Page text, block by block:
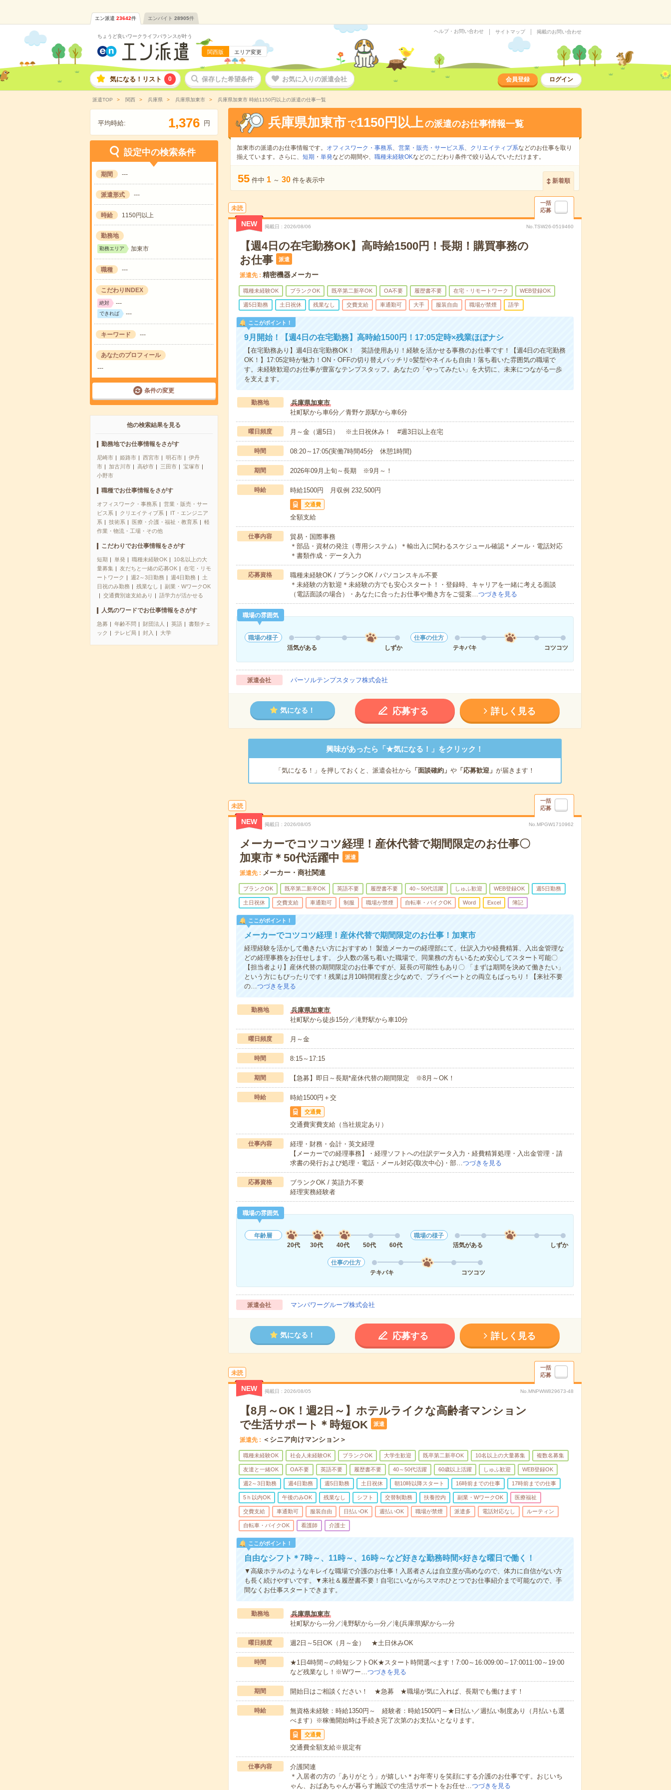
エン派遣 23642件 エンバイト 28905件
ちょうど良いワークライフバランスが叶う
関西版 エリア変更
ヘルプ・お問い合わせ サイトマップ 掲載のお問い合わせ
気になる！リスト 0 保存した希望条件 お気に入りの派遣会社 会員登録 ログイン
派遣TOP 関西 兵庫県 兵庫県加東市 兵庫県加東市 時給1150円以上の派遣の仕事一覧
平均時給: 1,376 円
設定中の検索条件
期間 ---
派遣形式 ---
時給 1150円以上
勤務地
勤務エリア 加東市
職種 ---
こだわりINDEX
絶対 ---
できれば ---
キーワード ---
あなたのプロフィール
---
条件の変更
他の検索結果を見る
勤務地でお仕事情報をさがす
尼崎市 姫路市 西宮市 明石市
伊丹
市
加古川市 高砂市 三田市
宝塚市
小野市
職種でお仕事情報をさがす
オフィスワーク・事務系
営業・販売・サー
ビス系
クリエイティブ系
IT・エンジニア
系
技術系 医療・介護・福祉・教育系
軽
作業・物流・工場・その他
こだわりでお仕事情報をさがす
短期 単発 職種未経験OK
10名以上の大
量募集
友だちと一緒の応募OK
在宅・リモ
ートワーク
週2～3日勤務 週4日勤務
土
日祝のみ勤務
残業なし
副業・WワークOK
交通費別途支給あり
語学力が活かせる
人気のワードでお仕事情報をさがす
急募 年齢不問 財団法人 英語
書類チェ
ック
テレビ局 封入 大学
兵庫県加東市 で1150円以上の派遣のお仕事情報一覧
加東市の派遣のお仕事情報です。 オフィスワーク・事務系、 営業・販売・サービス系、 クリエイティブ系などのお仕事を取り
揃えています。さらに、 短期 ・ 単発などの期間や、 職種未経験OKなどのこだわり条件で絞り込んでいただけます。
55 件中 1 ～ 30 件を表示中 新着順
未読
一括
応募
NEW 掲載日 2026/08/06 No.TSW26-0519460
【週4日の在宅勤務OK】高時給1500円！長期！購買事務の
お仕事
派遣
派遣先 精密機器メーカー
職種未経験OK ブランクOK 既卒第二新卒OK OA不要 履歴書不要 在宅・リモートワーク WEB登録OK
週5日勤務 土日祝休 残業なし 交費支給 車通勤可 大手 服装自由 職場が禁煙 語学
ここがポイント！
9月開始！【週4日の在宅勤務】高時給1500円！17:05定時×残業ほぼナシ
【在宅勤務あり】週4日在宅勤務OK！ 英語使用あり！経験を活かせる事務のお仕事です！【週4日の在宅勤務
OK！】17:05定時が魅力！ON・OFFの切り替えバッチリ○髪型やネイルも自由！落ち着いた雰囲気の職場で
す。未経験歓迎のお仕事が豊富なテンプスタッフ。あなたの「やってみたい」を大切に、未来につながる一歩
を支えます。
勤務地
兵庫県加東市
社町駅から車6分／青野ケ原駅から車6分
曜日頻度 月～金（週5日） ※土日祝休み！ #週3日以上在宅
時間 08:20～17:05(実働7時間45分 休憩1時間)
期間 2026年09月上旬～長期 ※9月～！
時給 時給1500円 月収例 232,500円
交通費
全額支給
仕事内容
貿易・国際事務
＊部品・資材の発注（専用システム）＊輸出入に関わるスケジュール確認＊メール・電話対応
＊書類作成・データ入力
応募資格
職種未経験OK / ブランクOK / パソコンスキル不要
＊未経験の方歓迎＊未経験の方でも安心スタート！・登録時、キャリアを一緒に考える面談
（電話面談の場合）・あなたに合ったお仕事や働き方をご提案…つづきを見る
職場の雰囲気
職場の様子
活気がある
しずか
仕事の仕方
テキパキ
コツコツ
派遣会社 パーソルテンプスタッフ株式会社
気になる！ 応募する 詳しく見る
興味があったら「★気になる！」をクリック！
「気になる！」を押しておくと、派遣会社から 「面談確約」 や「応募歓迎」 が届きます！
未読
一括
応募
NEW 掲載日 2026/08/05 No.MPGW1710962
メーカーでコツコツ経理！産休代替で期間限定のお仕事〇
加東市＊50代活躍中
派遣
派遣先 メーカー・商社関連
ブランクOK 既卒第二新卒OK 英語不要 履歴書不要 40～50代活躍 しゅふ歓迎 WEB登録OK 週5日勤務
土日祝休 交費支給 車通勤可 制服 職場が禁煙 自転車・バイクOK Word Excel 簿記
ここがポイント！
メーカーでコツコツ経理！産休代替で期間限定のお仕事！加東市
経理経験を活かして働きたい方におすすめ！ 製造メーカーの経理部にて、仕訳入力や経費精算、入出金管理な
どの経理事務をお任せします。 少人数の落ち着いた職場で、同業務の方もいるため安心してスタート可能〇
【担当者より】産休代替の期間限定のお仕事ですが、延長の可能性もあり〇 「まずは期間を決めて働きたい」
という方にもぴったりです！残業は月10時間程度と少なめで、プライベートとの両立もばっちり！【来社不要
の… つづきを見る
勤務地
兵庫県加東市
社町駅から徒歩15分／滝野駅から車10分
曜日頻度 月～金
時間 8:15～17:15
期間 【急募】即日～長期*産休代替の期間限定 ※8月～OK！
時給 時給1500円＋交
交通費
交通費実費支給（当社規定あり）
仕事内容
経理・財務・会計・英文経理
【メーカーでの経理事務】・経理ソフトへの仕訳データ入力・経費精算処理・入出金管理・請
求書の発行および処理・電話・メール対応(取次中心)・部… つづきを見る
応募資格
ブランクOK / 英語力不要
経理実務経験者
職場の雰囲気
年齢層
20代
30代 40代 50代 60代
職場の様子
活気がある
しずか
仕事の仕方
テキパキ
コツコツ
派遣会社 マンパワーグループ株式会社
気になる！ 応募する 詳しく見る
未読
一括
応募
NEW 掲載日 2026/08/05 No.MNPWW829673-48
【8月～OK！週2日～】ホテルライクな高齢者マンション
で生活サポート＊時短OK
派遣
派遣先 ＜シニア向けマンション＞
職種未経験OK 社会人未経験OK ブランクOK 大学生歓迎 既卒第二新卒OK 10名以上の大量募集 複数名募集
友達と一緒OK OA不要 英語不要 履歴書不要 40～50代活躍 60歳以上活躍 しゅふ歓迎 WEB登録OK
週2～3日勤務 週4日勤務 週5日勤務 土日祝休 朝10時以降スタート 16時前までの仕事 17時前までの仕事
5ｈ以内OK 午後のみOK 残業なし シフト 交替制勤務 扶養控内 副業・WワークOK 医療福祉
交費支給 車通勤可 服装自由 日払いOK 週払いOK 職場が禁煙 派遣多 電話対応なし ルーティン
自転車・バイクOK 看護師 介護士
ここがポイント！
自由なシフト＊7時～、11時～、16時～など好きな勤務時間×好きな曜日で働く！
▼高級ホテルのようなキレイな職場で介護のお仕事！入居者さんは自立度が高めなので、体力に自信がない方
も長く続けやすいです。▼来社＆履歴書不要！自宅にいながらスマホひとつでお仕事紹介まで可能なので、手
間なくお仕事スタートできます。
勤務地
兵庫県加東市
社町駅から---分／滝野駅から---分／滝(兵庫県)駅から---分
曜日頻度 週2日～5日OK（月～金） ★土日休みOK
時間
★1日4時間～の時短シフトOK★スタート時間選べます！7:00～16:009:00～17:0011:00～19:00
など残業なし！※Wワー… つづきを見る
期間 開始日はご相談ください！ ★急募 ★職場が気に入れば、長期でも働けます！
時給
無資格未経験：時給1350円～ 経験者：時給1500円～★日払い／週払い制度あり（月払いも選
べます）※稼働開始時は手続き完了次第のお支払いとなります。
交通費
交通費全額支給※規定有
仕事内容
介護関連
＊入居者の方の「ありがとう」が嬉しい＊お年寄りを笑顔にする介護のお仕事です。おじいち
ゃん、おばあちゃんが暮らす施設での生活サポートをお任せ… つづきを見る